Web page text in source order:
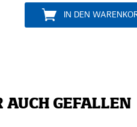
IN DEN
AUCH GEFALLEN